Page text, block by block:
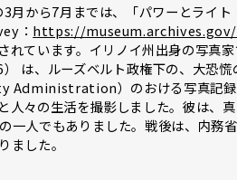
月から7月までは、「パワーとライ
： https://
れています。イリノイ州出身の写真
は、ルーズベルト政権下の、大恐慌
Administration）のおける写真記録
人々の生活を撮影しました。彼は、
一人でもありました。戦後は、内務
ました。